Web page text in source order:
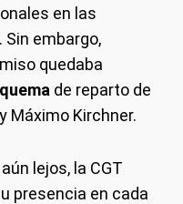
en las
embargo,
quedaba
de reparto de
Máximo Kirchner.
lejos, la CGT
presencia en cada